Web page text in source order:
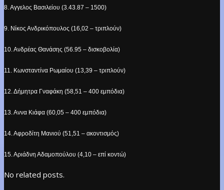
8. Αγγελος Βασιλείου (3.43.87 – 1500)
9. Νίκος Ανδρικόπουλος (16,02 – τριπλούν)
10. Ανδρέας Θανάσης (56.95 – δισκοβολία)
11. Κωνσταντίνα Ρωμαίου (13,39 – τριπλούν)
12. Δήμητρα Γναφάκη (58,51 – 400 εμπόδια)
13. Αννα Κιάφα (60,05 – 400 εμπόδια)
14. Αφροδίτη Μανιού (51,51 – ακοντισμός)
15. Αριάδνη Αδαμοπούλου (4,10 – επί κοντώ)
No related posts.